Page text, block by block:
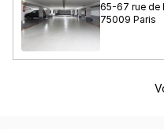
65-67 rue de
75009 Paris